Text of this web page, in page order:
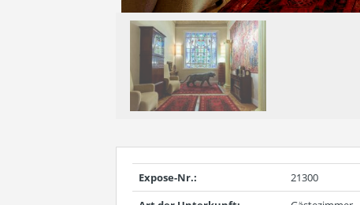
Expose-Nr.:
21300